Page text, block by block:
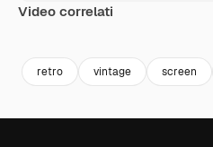
Video correlati
retro vintage screen